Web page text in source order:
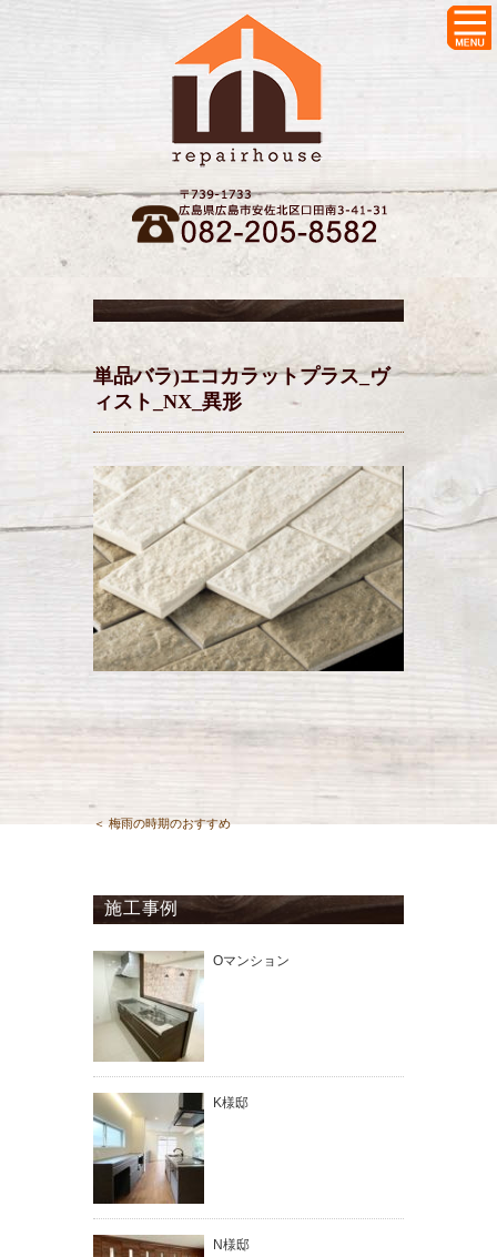
単品バラ)エコカラットプラス_ヴ
ィスト_NX_異形
＜ 梅雨の時期のおすすめ
施工事例
Oマンション
K様邸
N様邸